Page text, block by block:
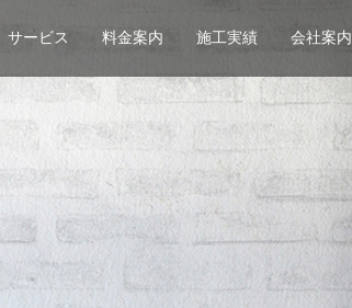
サービス 料金案内 施工実績 会社案内